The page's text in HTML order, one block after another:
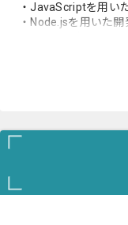
・JavaScriptを用い
・Node.jsを用いた開